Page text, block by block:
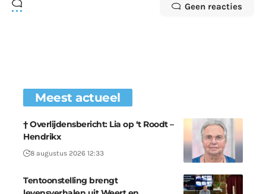
Geen reacties
Meest actueel
† Overlijdensbericht: Lia op ‘t Roodt –
Hendrikx
8 augustus 2026 12:33
Tentoonstelling brengt